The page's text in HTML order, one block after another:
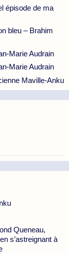
épisode de ma
bleu – Brahim
Marie Audrain
Marie Audrain
Maville-Anku
Queneau,
s’astreignant à